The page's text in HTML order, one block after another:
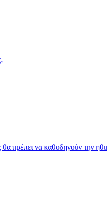
πρέπει να καθοδηγούν την